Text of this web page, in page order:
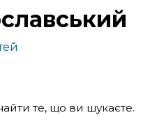
те, що ви шукаєте.